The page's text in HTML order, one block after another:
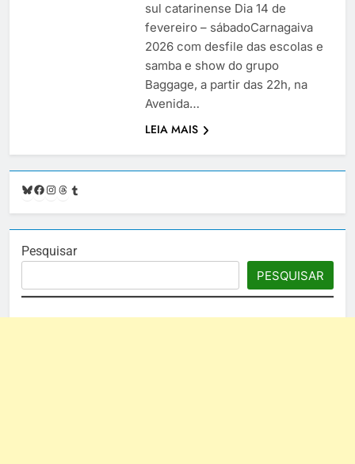
sul catarinense Dia 14 de
fevereiro – sábadoCarnagaiva
2026 com desfile das escolas e
samba e show do grupo
Baggage, a partir das 22h, na
Avenida…
LEIA MAIS
Bluesky
Facebook
Instagram
Threads
Pesquisar
PESQUISAR